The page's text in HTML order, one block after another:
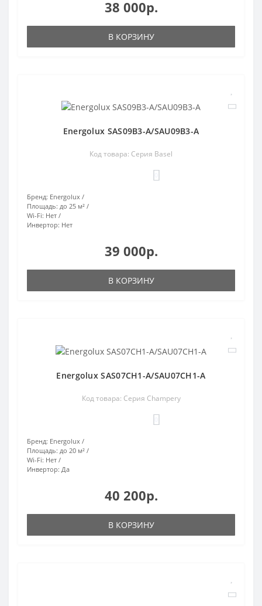
38 000р.
В КОРЗИНУ
Energolux SAS09B3-A/SAU09B3-A
Код товара: Серия Basel
Бренд: Energolux
Площадь: до 25 м²
Wi-Fi: Нет
Инвертор: Нет
39 000р.
В КОРЗИНУ
Energolux SAS07CH1-A/SAU07CH1-A
Код товара: Серия Champery
Бренд: Energolux
Площадь: до 20 м²
Wi-Fi: Нет
Инвертор: Да
40 200р.
В КОРЗИНУ